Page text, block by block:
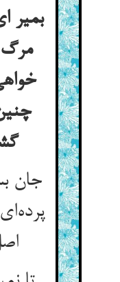
بمیر
مرگ
گشت پیش از ما
جان
اصل بد ناورده‌ای